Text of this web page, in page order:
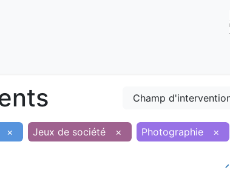
Champ
× Jeux de société × Photographie ×